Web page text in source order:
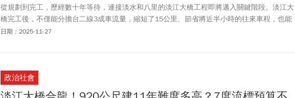
從規劃到完工，歷經數十年等待，連接淡水和八里的淡江大橋工程即將邁入關鍵階段。淡江大
橋完工後，不僅能分擔台二線3成車流量，縮短了15公里、節省將近半小時的往來車程，也能
有效改善竹圍路段及關渡大橋的壅塞情況。在舉行合龍儀式後（合龍意思是指在修築堤防、橋
劃以及相關QA，提供讀者參考。
日期：2025-11-27
政治社會